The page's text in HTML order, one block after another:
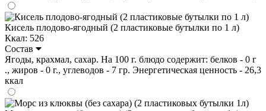
Кисель плодово-ягодный (2 пластиковые бутылки по 1 л)
Ккал: 526
Состав
Ягоды, крахмал, сахар. На 100 г. блюдо содержит: белков - 0 г
., жиров - 0 г., углеводов - 7 гр. Энергетическая ценность - 26,3
ккал